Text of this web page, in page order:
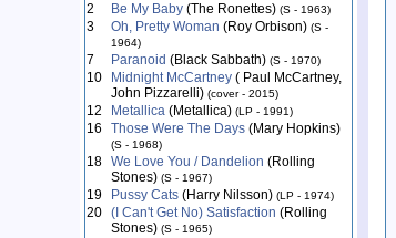
2 Be My Baby (The Ronettes) (S - 1963)
3 Oh, Pretty Woman (Roy Orbison) (S -
1964)
7 Paranoid (Black Sabbath) (S - 1970)
10 Midnight McCartney ( Paul McCartney,
John Pizzarelli) (cover - 2015)
12 Metallica (Metallica) (LP - 1991)
16 Those Were The Days (Mary Hopkins)
(S - 1968)
18 We Love You / Dandelion (Rolling
Stones) (S - 1967)
19 Pussy Cats (Harry Nilsson) (LP - 1974)
20 (I Can't Get No) Satisfaction (Rolling
Stones) (S - 1965)